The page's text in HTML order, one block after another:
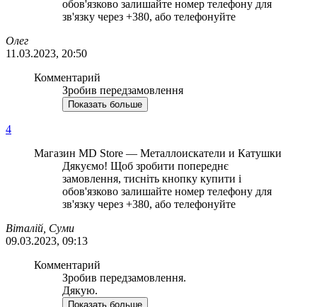
обов'язково залишайте номер телефону для
зв'язку через +380, або телефонуйте
Олег
11.03.2023, 20:50
Комментарий
Зробив передзамовлення
Показать больше
4
Магазин MD Store — Металлоискатели и Катушки
Дякуємо! Щоб зробити попереднє
замовлення, тисніть кнопку купити і
обов'язково залишайте номер телефону для
зв'язку через +380, або телефонуйте
Віталій, Суми
09.03.2023, 09:13
Комментарий
Зробив передзамовлення.
Дякую.
Показать больше